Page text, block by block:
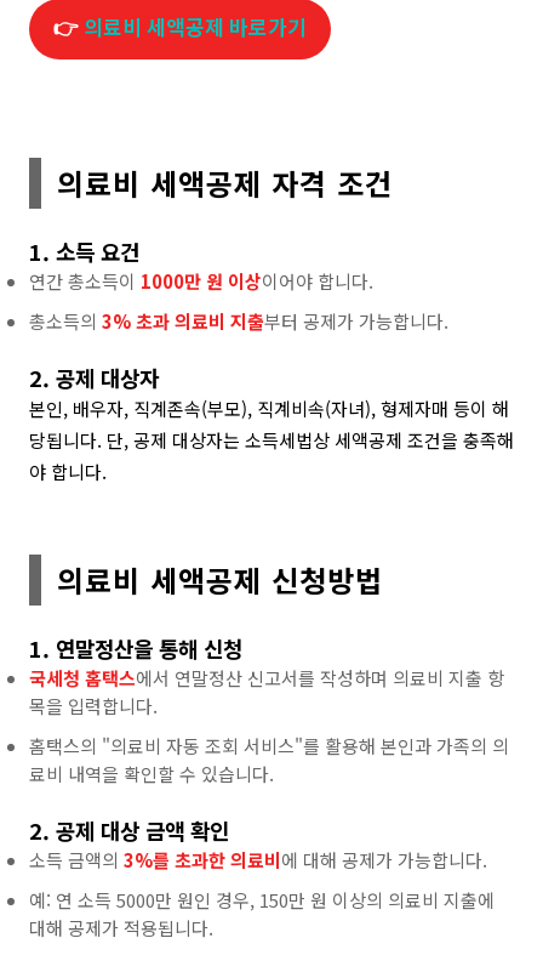
👉 의료비 세액공제 바로가기
의료비 세액공제 자격 조건
1. 소득 요건
연간 총소득이 1000만 원 이상이어야 합니다.
총소득의 3% 초과 의료비 지출부터 공제가 가능합니다.
2. 공제 대상자
본인, 배우자, 직계존속(부모), 직계비속(자녀), 형제자매 등이 해
당됩니다. 단, 공제 대상자는 소득세법상 세액공제 조건을 충족해
야 합니다.
의료비 세액공제 신청방법
1. 연말정산을 통해 신청
국세청 홈택스에서 연말정산 신고서를 작성하며 의료비 지출 항
목을 입력합니다.
홈택스의 "의료비 자동 조회 서비스"를 활용해 본인과 가족의 의
료비 내역을 확인할 수 있습니다.
2. 공제 대상 금액 확인
소득 금액의 3%를 초과한 의료비에 대해 공제가 가능합니다.
예: 연 소득 5000만 원인 경우, 150만 원 이상의 의료비 지출에
대해 공제가 적용됩니다.